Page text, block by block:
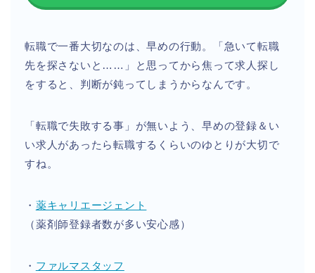
転職で一番大切なのは、早めの行動。「急いて転職
先を探さないと……」と思ってから焦って求人探し
をすると、判断が鈍ってしまうからなんです。
「転職で失敗する事」が無いよう、早めの登録＆い
い求人があったら転職するくらいのゆとりが大切で
すね。
・ 薬キャリエージェント
（薬剤師登録者数が多い安心感）
・ ファルマスタッフ